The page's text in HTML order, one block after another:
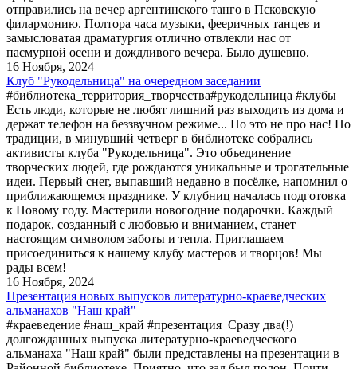
отправились на вечер аргентинского танго в Псковскую
филармонию. Полтора часа музыки, фееричных танцев и
замысловатая драматургия отлично отвлекли нас от
пасмурной осени и дождливого вечера. Было душевно.
16 Ноября, 2024
Клуб "Рукодельница" на очередном заседании
#библиотека_территория_творчества#рукодельница #клубы
Есть люди, которые не любят лишний раз выходить из дома и
держат телефон на беззвучном режиме... Но это не про нас! По
традиции, в минувший четверг в библиотеке собрались
активисты клуба "Рукодельница". Это объединение
творческих людей, где рождаются уникальные и трогательные
идеи. Первый снег, выпавший недавно в посёлке, напомнил о
приближающемся празднике. У клубниц началась подготовка
к Новому году. Мастерили новогодние подарочки. Каждый
подарок, созданный с любовью и вниманием, станет
настоящим символом заботы и тепла. Приглашаем
присоединиться к нашему клубу мастеров и творцов! Мы
рады всем!
16 Ноября, 2024
Презентация новых выпусков литературно-краеведческих
альманахов "Наш край"
#краеведение #наш_край #презентация Сразу два(!)
долгожданных выпуска литературно-краеведческого
альманаха "Наш край" были представлены на презентации в